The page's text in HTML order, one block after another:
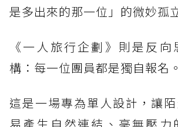
是多出來的那一位」的微妙孤
《一人旅行企劃》則是反
構：每一位團員都是獨自報名。
這是一場專為單人設計，讓